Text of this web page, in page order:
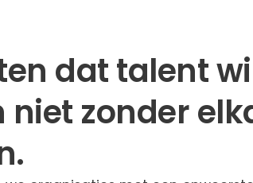
dat talent
niet zonder